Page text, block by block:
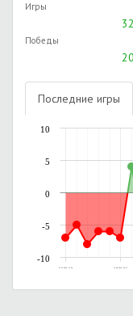
Игры
Победы
Последние игры
27.03.2016, 12:56 15.04.2016, 20:37
-10
-5
0
5
10